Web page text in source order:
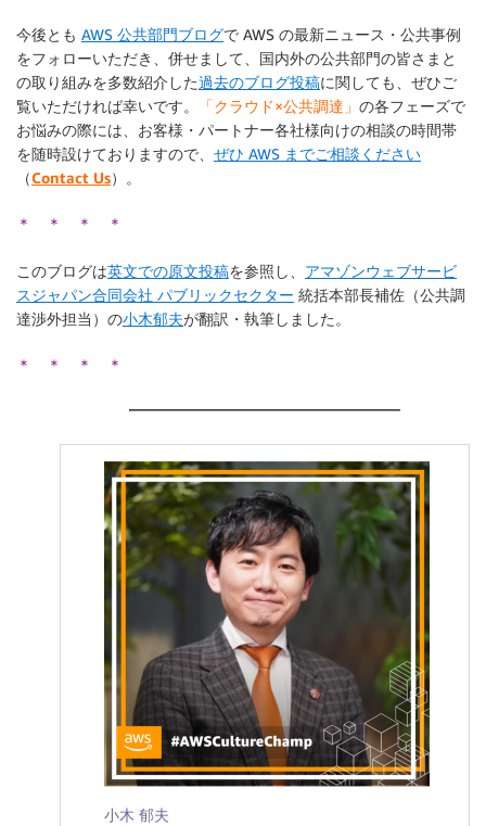
今後とも AWS 公共部門ブログで AWS の最新ニュース・公共事例
をフォローいただき、併せまして、国内外の公共部門の皆さまと
の取り組みを多数紹介した過去のブログ投稿に関しても、ぜひご
覧いただければ幸いです。
「クラウド×公共調達」 の各フェーズで
お悩みの際には、お客様・パートナー各社様向けの相談の時間帯
を随時設けておりますので、 ぜひ AWS までご相談ください
（Contact Us）。
＊ ＊ ＊ ＊
このブログは英文での原文投稿を参照し、 アマゾンウェブサービ
スジャパン合同会社 パブリックセクター 統括本部長補佐（公共調
達渉外担当）の小木郁夫が翻訳・執筆しました。
＊ ＊ ＊ ＊
小木 郁夫